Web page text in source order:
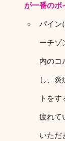
が一番のポ
パイン
ーチゾ
内のコ
し、炎
トを
疲れて
いただ